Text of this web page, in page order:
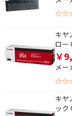
キヤ
ロー
￥
メー
キヤ
ック